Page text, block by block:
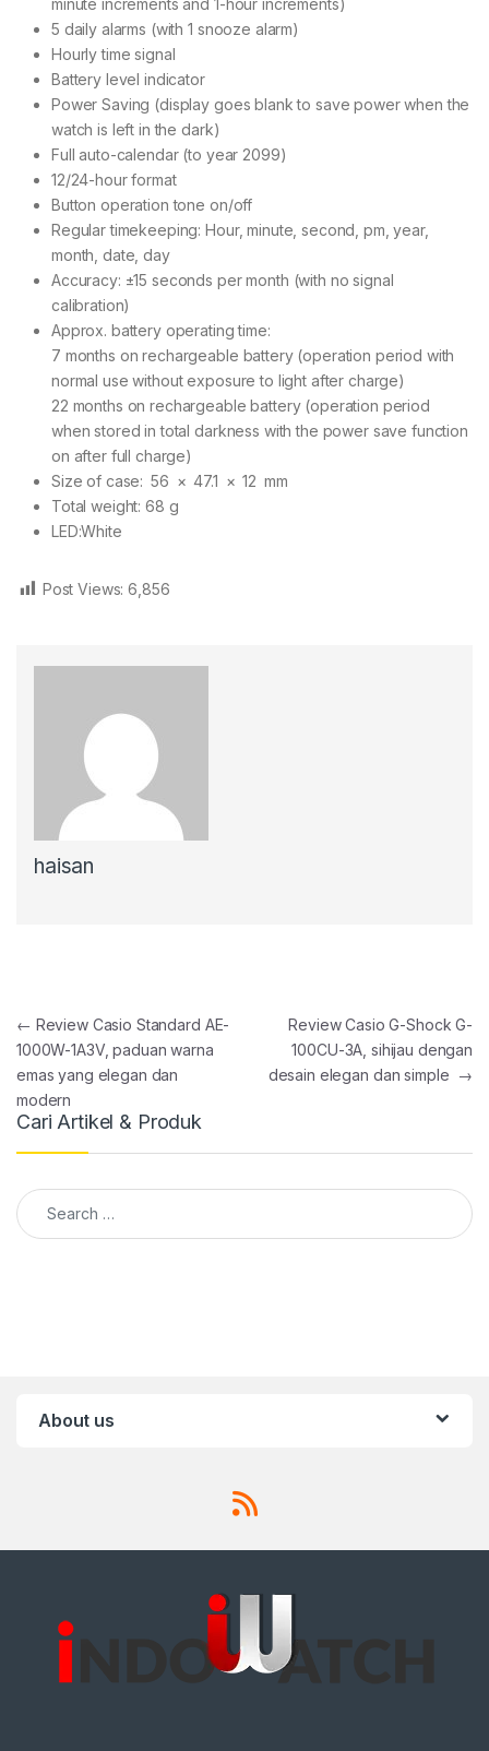
minute increments and 1-hour increments)
5 daily alarms (with 1 snooze alarm)
Hourly time signal
Battery level indicator
Power Saving (display goes blank to save power when the
watch is left in the dark)
Full auto-calendar (to year 2099)
12/24-hour format
Button operation tone on/off
Regular timekeeping: Hour, minute, second, pm, year,
month, date, day
Accuracy: ±15 seconds per month (with no signal
calibration)
Approx. battery operating time:
7 months on rechargeable battery (operation period with
normal use without exposure to light after charge)
22 months on rechargeable battery (operation period
when stored in total darkness with the power save function
on after full charge)
Size of case: 56 × 47.1 × 12 mm
Total weight: 68 g
LED:White
Post Views: 6,856
haisan
Post navigation
← Review Casio Standard AE-
1000W-1A3V, paduan warna
emas yang elegan dan
modern
Review Casio G-Shock G-
100CU-3A, sihijau dengan
desain elegan dan simple →
Cari Artikel & Produk
Search for:
About us